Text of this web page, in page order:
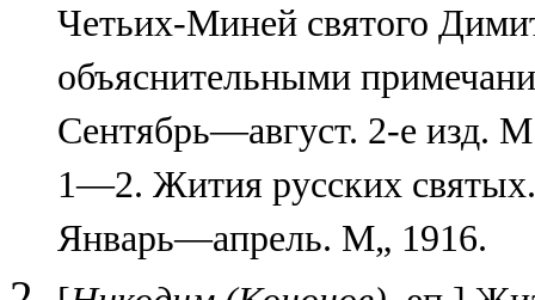
Четьих-Миней святого
объяснительными
Сентябрь—август. 2-е изд.
1—2. Жития русских
Январь—апрель. М„ 1916.